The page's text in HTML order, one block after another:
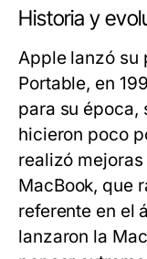
Historia y
Apple lanzó su
Portable, en
para su época,
hicieron poco
realizó
MacBook, que
referente en el
lanzaron la